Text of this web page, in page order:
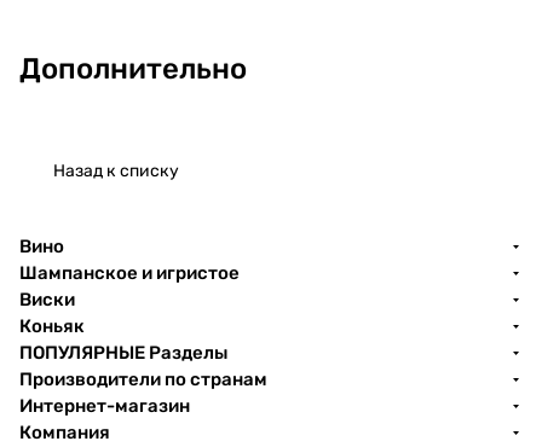
Дополнительно
Назад к списку
Вино
Шампанское и игристое
Виски
Коньяк
ПОПУЛЯРНЫЕ Разделы
Производители по странам
Интернет-магазин
Компания